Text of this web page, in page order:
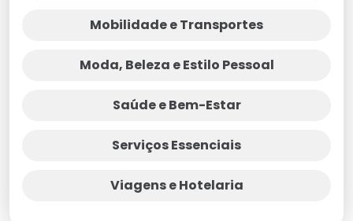
Mobilidade e Transportes
Moda, Beleza e Estilo Pessoal
Saúde e Bem-Estar
Serviços Essenciais
Viagens e Hotelaria